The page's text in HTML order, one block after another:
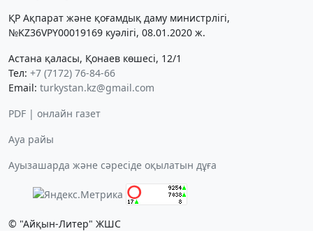
ҚР Ақпарат және қоғамдық даму министрлігі,
№KZ36VPY00019169 куәлігі, 08.01.2020 ж.
Астана қаласы, Қонаев көшесі, 12/1
Тел: +7 (7172) 76-84-66
Email: turkystan.kz@gmail.com
PDF | онлайн газет
Ауа райы
Ауызашарда және сәресіде оқылатын дұға
© "Айқын-Литер" ЖШС